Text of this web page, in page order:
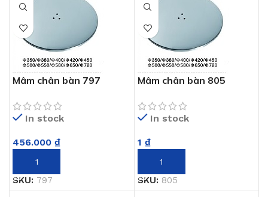
Mâm chân bàn 797
In stock
456.000 ₫
THÊM VÀO GIỎ HÀNG
SKU: 797
Mâm chân bàn 805
In stock
1 ₫
THÊM VÀO GIỎ HÀNG
SKU: 805